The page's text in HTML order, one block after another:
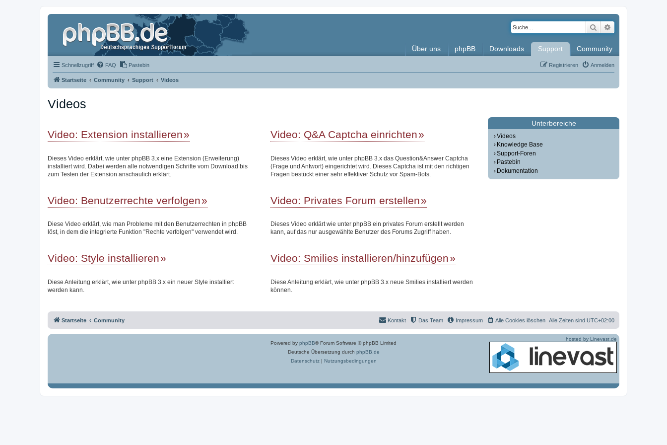
Suche
Über uns phpBB Downloads Support Community
Schnellzugriff FAQ Pastebin Anmelden
Registrieren
Startseite Community Support Videos
Videos
Video: Extension installieren
Dieses Video erklärt, wie unter phpBB 3.x eine Extension (Erweiterung)
installiert wird. Dabei werden alle notwendigen Schritte vom Download bis
zum Testen der Extension anschaulich erklärt.
Video: Q&A Captcha einrichten
Dieses Video erklärt, wie unter phpBB 3.x das Question&Answer Captcha
(Frage und Antwort) eingerichtet wird. Dieses Captcha ist mit den richtigen
Fragen bestückt einer sehr effektiver Schutz vor Spam-Bots.
Video: Benutzerrechte verfolgen
Diese Video erklärt, wie man Probleme mit den Benutzerrechten in phpBB
löst, in dem die integrierte Funktion "Rechte verfolgen" verwendet wird.
Video: Privates Forum erstellen
Dieses Video erklärt wie unter phpBB ein privates Forum erstellt werden
kann, auf das nur ausgewählte Benutzer des Forums Zugriff haben.
Video: Style installieren
Diese Anleitung erklärt, wie unter phpBB 3.x ein neuer Style installiert
werden kann.
Video: Smilies installieren/hinzufügen
Diese Anleitung erklärt, wie unter phpBB 3.x neue Smilies installiert werden
können.
Unterbereiche
Videos
Knowledge Base
Support-Foren
Pastebin
Dokumentation
Startseite Community Alle Zeiten sind UTC+02:00
Alle Cookies löschen
Impressum
Das Team
Kontakt
Powered by phpBB® Forum Software © phpBB Limited
Deutsche Übersetzung durch phpBB.de
Datenschutz| Nutzungsbedingungen
hosted by Linevast.de